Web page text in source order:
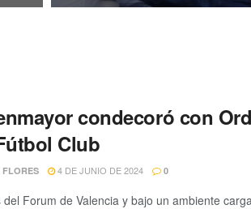
condecoró con
Club
FLORES 4 DE JUNIO DE 2024 0
del Forum de Valencia y bajo un ambiente